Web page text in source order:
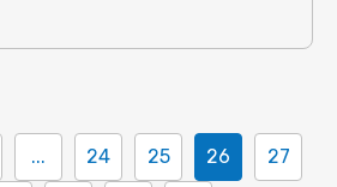
... 24 25 26 27